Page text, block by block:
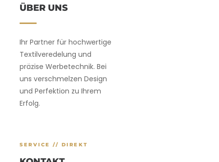
ÜBER UNS
Ihr Partner für hochwertige
Textilveredelung und
präzise Werbetechnik. Bei
uns verschmelzen Design
und Perfektion zu Ihrem
Erfolg.
SERVICE // DIREKT